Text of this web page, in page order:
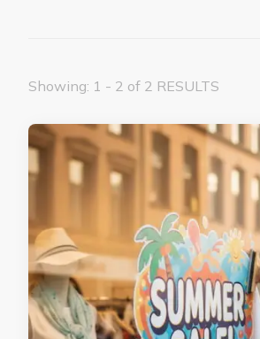
Showing: 1 - 2 of 2 RESULTS